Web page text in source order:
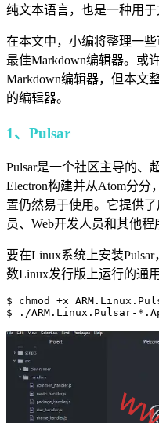
纯文本语言，也是一种用
在本文中，小编将整理一
最佳Markdown编辑器。或
Markdown编辑器，但本文
的编辑器。
1、Pulsar
Pulsar是一个社区主导的、
Electron构建并从Atom分
置仍然易于使用。它提供
员、Web开发人员和其他程
要在Linux系统上安装
数Linux发行版上运行的通
$ chmod +x
$ ./ARM.Linux.Pulsar-